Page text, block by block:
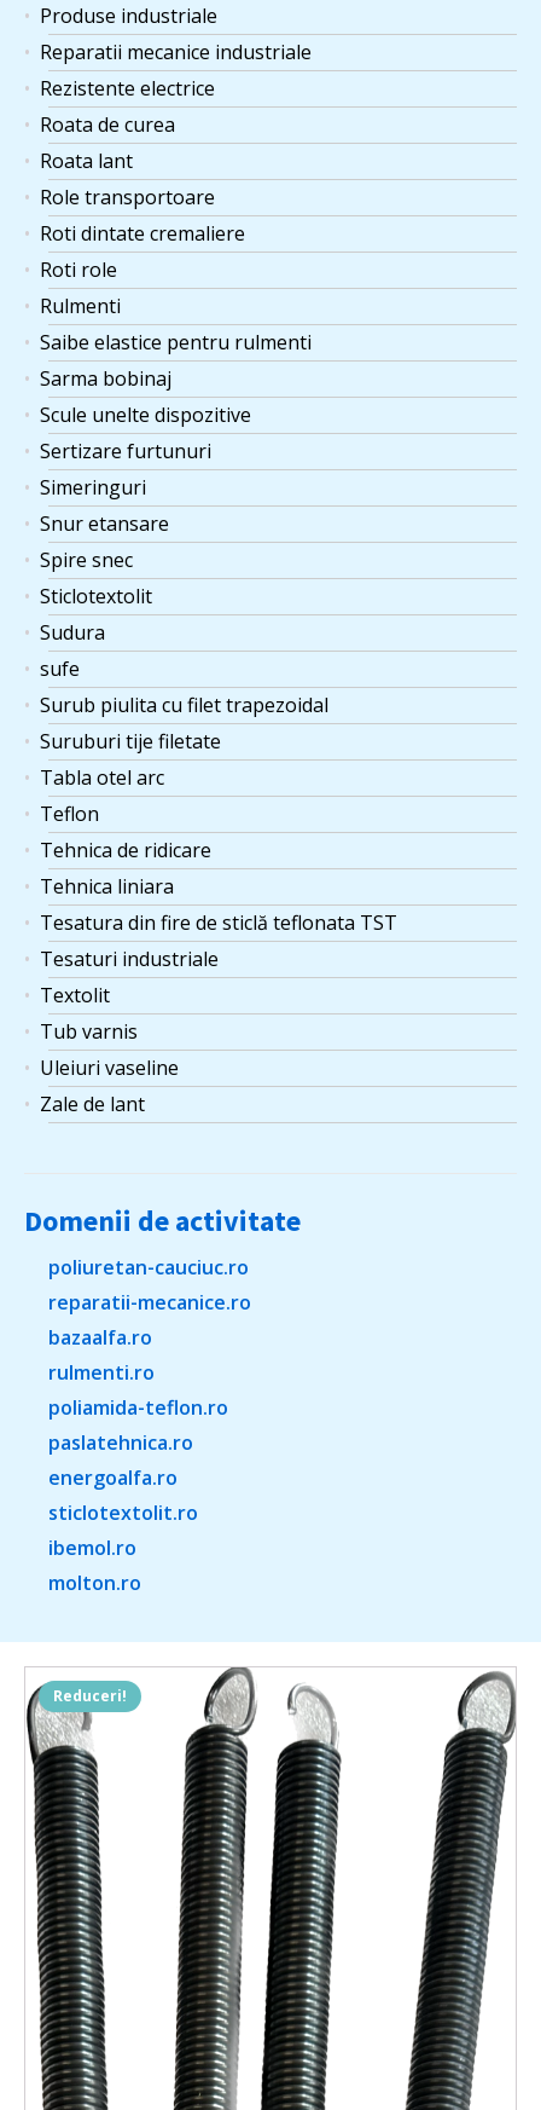
Produse industriale
Reparatii mecanice industriale
Rezistente electrice
Roata de curea
Roata lant
Role transportoare
Roti dintate cremaliere
Roti role
Rulmenti
Saibe elastice pentru rulmenti
Sarma bobinaj
Scule unelte dispozitive
Sertizare furtunuri
Simeringuri
Snur etansare
Spire snec
Sticlotextolit
Sudura
sufe
Surub piulita cu filet trapezoidal
Suruburi tije filetate
Tabla otel arc
Teflon
Tehnica de ridicare
Tehnica liniara
Tesatura din fire de sticlă teflonata TST
Tesaturi industriale
Textolit
Tub varnis
Uleiuri vaseline
Zale de lant
Domenii de activitate
poliuretan-cauciuc.ro
reparatii-mecanice.ro
bazaalfa.ro
rulmenti.ro
poliamida-teflon.ro
paslatehnica.ro
energoalfa.ro
sticlotextolit.ro
ibemol.ro
molton.ro
Reduceri!